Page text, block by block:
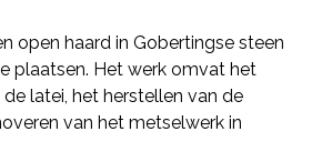
open haard in Gobertingse steen
plaatsen. Het werk omvat het
latei, het herstellen van de
van het metselwerk in